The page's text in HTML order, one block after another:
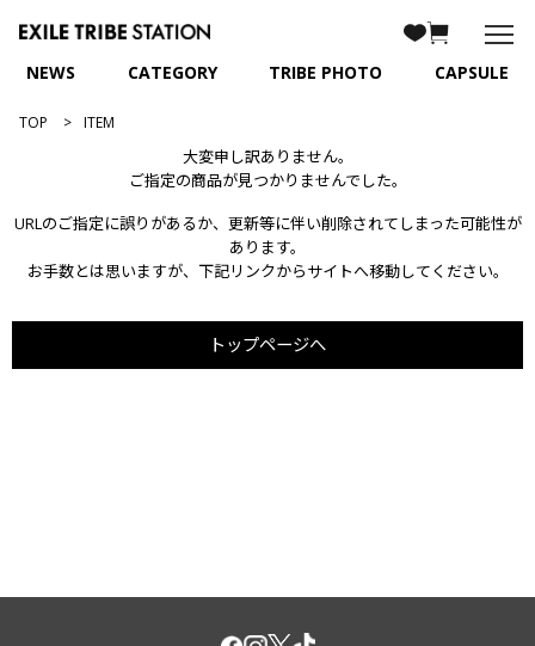
NEWS CATEGORY TRIBE PHOTO CAPSULE
TOP ITEM
大変申し訳ありません。
ご指定の商品が見つかりませんでした。
URLのご指定に誤りがあるか、更新等に伴い削除されてしまった可能性が
あります。
お手数とは思いますが、下記リンクからサイトへ移動してください。
トップページへ